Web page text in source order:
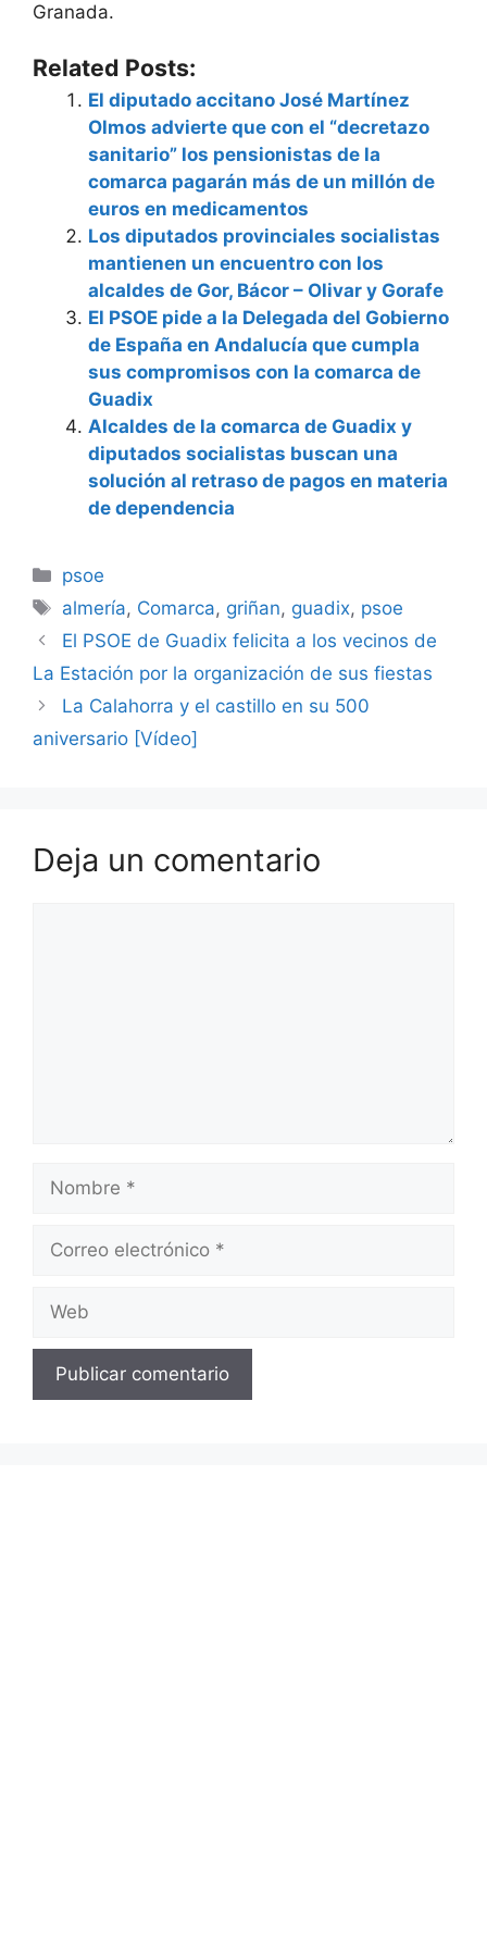
Granada.
Related Posts:
El diputado accitano José Martínez
Olmos advierte que con el “decretazo
sanitario” los pensionistas de la
comarca pagarán más de un millón de
euros en medicamentos
Los diputados provinciales socialistas
mantienen un encuentro con los
alcaldes de Gor, Bácor – Olivar y Gorafe
El PSOE pide a la Delegada del Gobierno
de España en Andalucía que cumpla
sus compromisos con la comarca de
Guadix
Alcaldes de la comarca de Guadix y
diputados socialistas buscan una
solución al retraso de pagos en materia
de dependencia
Categorías
psoe
Etiquetas
almería, Comarca, griñan, guadix, psoe
El PSOE de Guadix felicita a los vecinos de
La Estación por la organización de sus fiestas
La Calahorra y el castillo en su 500
aniversario [Vídeo]
Deja un comentario
electrónico